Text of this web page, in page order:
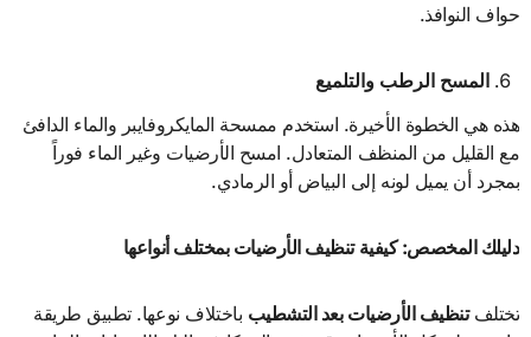
حواف النوافذ.
المسح الرطب والتلميع
هذه هي الخطوة الأخيرة. استخدم ممسحة المايكروفايبر والماء الدافئ
مع القليل من المنظف المتعادل. امسح الأرضيات وغير الماء فوراً
بمجرد أن يميل لونه إلى البياض أو الرمادي.
دليلك المخصص: كيفية تنظيف الأرضيات بمختلف أنواعها
تختلفتنظيف الأرضيات بعد التشطيب باختلاف نوعها. تطبيق طريقة